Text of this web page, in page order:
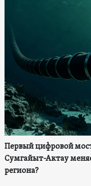
Первый цифровой
Сумгайыт-Актау
региона?